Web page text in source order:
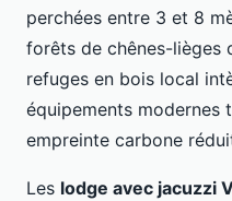
perchées entre 3 et 8
forêts de chênes-lièges
refuges en bois local
équipements modernes
empreinte carbone
Les lodge avec jacuzzi